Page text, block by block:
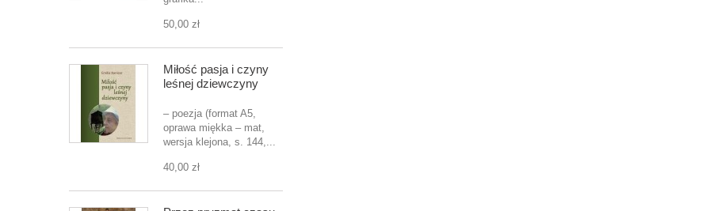
50,00 zł
Miłość pasja i czyny
leśnej dziewczyny
– poezja (format A5,
oprawa miękka – mat,
wersja klejona, s. 144,...
40,00 zł